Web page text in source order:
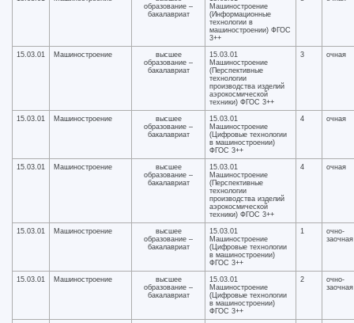
образование –
бакалавриат
Машиностроение
(Информационные
технологии в
машиностроении) ФГОС
3++
15.03.01 Машиностроение
высшее
образование –
бакалавриат
15.03.01
Машиностроение
(Перспективные
технологии
производства изделий
аэрокосмической
техники) ФГОС 3++
3 очная
15.03.01 Машиностроение
высшее
образование –
бакалавриат
15.03.01
Машиностроение
(Цифровые технологии
в машиностроении)
ФГОС 3++
4 очная
15.03.01 Машиностроение
высшее
образование –
бакалавриат
15.03.01
Машиностроение
(Перспективные
технологии
производства изделий
аэрокосмической
техники) ФГОС 3++
4 очная
15.03.01 Машиностроение
высшее
образование –
бакалавриат
15.03.01
Машиностроение
(Цифровые технологии
в машиностроении)
ФГОС 3++
1
очно-
заочная
15.03.01 Машиностроение
высшее
образование –
бакалавриат
15.03.01
Машиностроение
(Цифровые технологии
в машиностроении)
ФГОС 3++
2
очно-
заочная